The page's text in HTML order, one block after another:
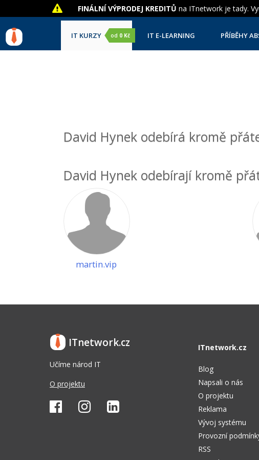
FINÁLNÍ VÝPRODEJ KREDITŮ na ITnetwork je tady.
IT KURZY od 0 Kč IT E-LEARNING PŘÍBĚHY
David Hynek odebírá kromě
David Hynek odebírají kromě
martin.vip
ITnetwork.cz
Učíme národ IT
O projektu
ITnetwork.cz
Blog
Napsali o nás
O projektu
Reklama
Vývoj systému
Provozní
RSS